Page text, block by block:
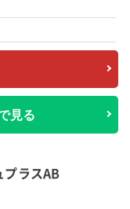
見る
ラスAB